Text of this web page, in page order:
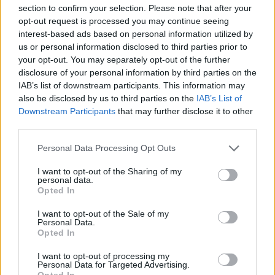
section to confirm your selection. Please note that after your
opt-out request is processed you may continue seeing
interest-based ads based on personal information utilized by
us or personal information disclosed to third parties prior to
your opt-out. You may separately opt-out of the further
disclosure of your personal information by third parties on the
IAB’s list of downstream participants. This information may
also be disclosed by us to third parties on the IAB’s List of
Downstream Participants that may further disclose it to other
Personal Data Processing Opt Outs
I want to opt-out of the Sharing of my
personal data.
Opted In
I want to opt-out of the Sale of my
Personal Data.
Opted In
I want to opt-out of processing my
Personal Data for Targeted Advertising.
technologija pagrįstas paslaugas.
Lietuvos bankas yra įdiegęs ir išmaniąją e.
licencijavimo priemonę, kuri potencialiems
finansų rinkos dalyviams leidžia nuotoliniu
būdu greičiau, paprasčiau ir pigiau pateikti
paraišką gauti licenciją. Be to, reguliuotojas
CENTROlink suteikia ir nebankinio sektoriaus
rinkos dalyviams (mokėjimo ir elektroninių
pinigų įstaigoms), skatina atvirosios
bankininkystės (angl. Open Banking), sparčiai
augančios FinTech srities, plėtrą.
Šiuo metu Lietuvos bankas yra išdavęs